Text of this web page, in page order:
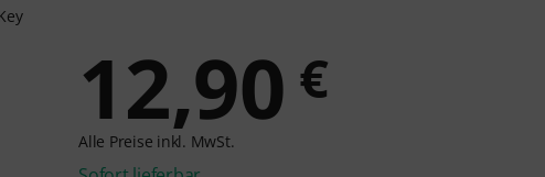
12,90 €
Alle Preise inkl. MwSt.